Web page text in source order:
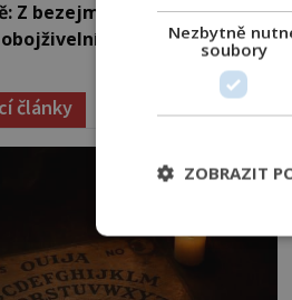
Z bezejmenné příšery novým
články
Nezbytně
soubory
ZOBRAZIT